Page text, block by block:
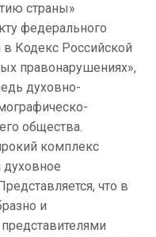
страны»
федерального
Кодекс Российской
правонарушениях»,
духовно-
общества.
комплекс
духовное
что в
и